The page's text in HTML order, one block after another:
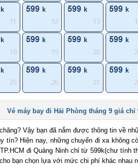
Vé máy bay đi Hải Phòng tháng 9 giá chỉ
Vậy bạn đã nắm được thông tin về
tín? Hiện nay, những chuyến đi xa không
đi Quảng Ninh chỉ từ 599k(chư tính
bạn chọn lựa với mức chi phí khác nhau